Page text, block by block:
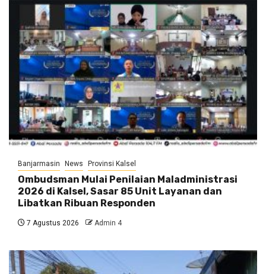
Banjarmasin News Provinsi Kalsel
Ombudsman Mulai Penilaian Maladministrasi
2026 di Kalsel, Sasar 85 Unit Layanan dan
Libatkan Ribuan Responden
7 Agustus 2026 Admin 4